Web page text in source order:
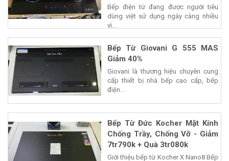
Bếp điện từ đang được người tiêu
dùng việt sử dụng ngày càng nhiều
vì...
Bếp Từ Giovani G 555 MAS
Giảm 40%
Giovani là thương hiệu chuyên cung
cấp thiết bị nhà bếp cao cấp, bếp
điện...
Bếp Từ Đức Kocher Mặt Kính
Chống Trầy, Chống Vỡ - Giảm
7tr790k + Quà 3tr080k
Giới thiệu bếp từ Kocher X Nano8 Bếp